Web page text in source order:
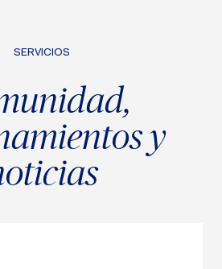
SERVICIOS
y